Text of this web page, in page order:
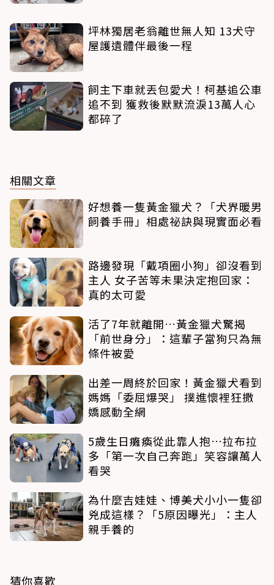
坪林獨居老翁離世無人知 13犬守
屋護遺體伴最後一程
飼主下車就丟包愛犬！柯基追公車
追不到 獲救後默默流淚13萬人心
都碎了
相關文章
好想養一隻黃金獵犬？「犬界暖男
飼養手冊」相處祕訣與現實面必看
路邊發現「戴項圈小狗」卻沒看到
主人 女子苦等未果決定抱回家：
真的太可愛
活了7年就離開…黃金獵犬驚揭
「前世身分」：這輩子當狗只為無
條件被愛
出差一周終於回家！黃金獵犬看到
媽媽「委屈爆哭」 撲進懷裡狂撒
嬌感動全網
5歲生日癱瘓從此靠人抱…拉布拉
多「第一次自己奔跑」笑容讓萬人
看哭
為什麼吉娃娃、博美犬小小一隻卻
兇成這樣？「5原因曝光」：主人
親手養的
猜你喜歡